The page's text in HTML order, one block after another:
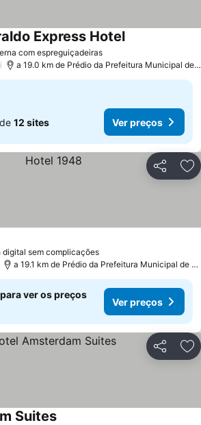
com espreguiçadeiras
Express Hotel
a 19.0 km de Prédio da Prefeitura Municipal de Pedreira
12 sites Ver preços
Partilhar
sem complicações
a 19.1 km de Prédio da Prefeitura Municipal de Pedreira
ver os preços
Ver preços
Partilhar
Suites